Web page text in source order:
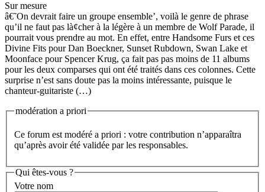
Sur mesure
â€˜On devrait faire un groupe ensemble’, voilà le genre de phrase
qu’il ne faut pas là¢cher à la légère à un membre de Wolf Parade, il
pourrait vous prendre au mot. En effet, entre Handsome Furs et ces
Divine Fits pour Dan Boeckner, Sunset Rubdown, Swan Lake et
Moonface pour Spencer Krug, ça fait pas pas moins de 11 albums
pour les deux comparses qui ont été traités dans ces colonnes. Cette
surprise n’est sans doute pas la moins intéressante, puisque le
chanteur-guitariste (…)
modération a priori
Ce forum est modéré a priori : votre contribution n’apparaîtra
qu’après avoir été validée par les responsables.
Qui êtes-vous ?
Votre nom